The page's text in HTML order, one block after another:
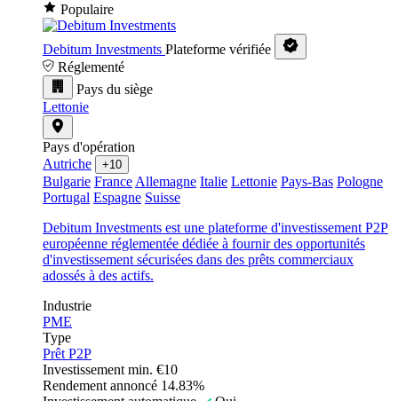
Populaire
Debitum Investments Plateforme vérifiée
Réglementé
Pays du siège
Lettonie
Pays d'opération
Autriche
+10
Bulgarie France Allemagne Italie Lettonie Pays-Bas Pologne
Portugal Espagne Suisse
Debitum Investments est une plateforme d'investissement P2P
européenne réglementée dédiée à fournir des opportunités
d'investissement sécurisées dans des prêts commerciaux
adossés à des actifs.
Industrie
PME
Type
Prêt P2P
Investissement min. €10
Rendement annoncé 14.83%